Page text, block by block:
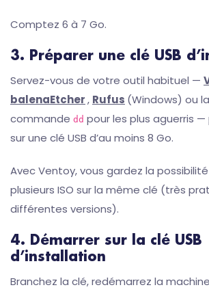
Comptez 6 à 7 Go.
3. Préparer une clé USB
Servez-vous de votre outil habituel —
balenaEtcher, Rufus (Windows) ou
commande dd pour les plus aguerris —
sur une clé USB d’au moins 8 Go.
Avec Ventoy, vous gardez la possibilité
plusieurs ISO sur la même clé (très
différentes versions).
4. Démarrer sur la clé USB
d’installation
Branchez la clé, redémarrez la